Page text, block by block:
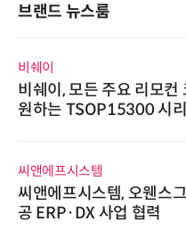
브랜드 뉴스룸
슈퍼솔루션
슈퍼솔루션, 2026
ooling Summit 성황
AIPD
“특허분석도 AI와 함
'AX' 시대 본격화, 지식